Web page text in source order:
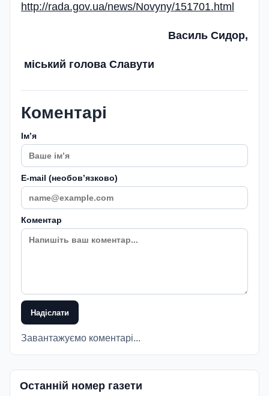
http://rada.gov.ua/news/Novyny/151701.html
Василь Сидор,
міський голова Славути
Коментарі
Імʼя
E-mail (необовʼязково)
Коментар
Надіслати
Завантажуємо коментарі...
Останній номер газети